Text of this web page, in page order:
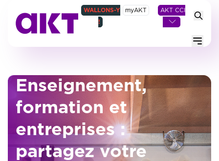
WALLONS-Y
!
myAKT AKT CCI
Menu
Enseignement,
formation et
entreprises :
partagez votre